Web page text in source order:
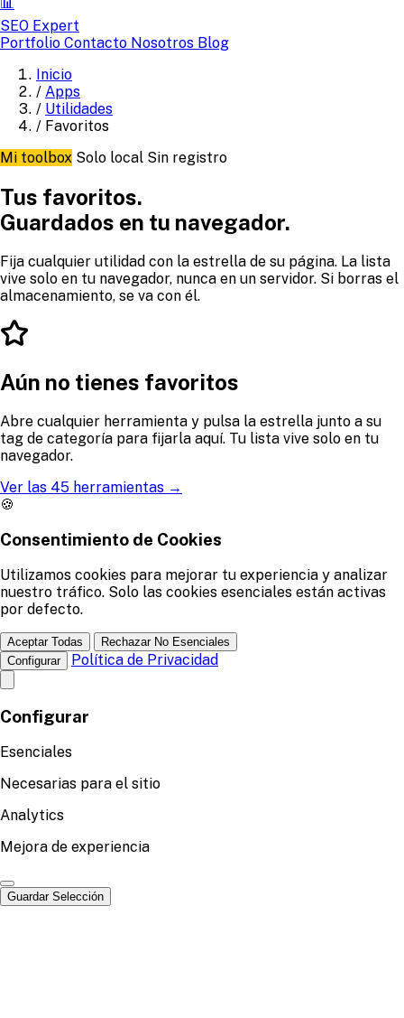
SEO Expert
Portfolio Contacto Nosotros Blog
Inicio
/ Apps
/ Utilidades
/ Favoritos
Mi toolbox Solo local Sin registro
Tus favoritos.
Guardados en tu navegador.
Fija cualquier utilidad con la estrella de su página. La lista
vive solo en tu navegador, nunca en un servidor. Si borras el
almacenamiento, se va con él.
Aún no tienes favoritos
Abre cualquier herramienta y pulsa la estrella junto a su
tag de categoría para fijarla aquí. Tu lista vive solo en tu
navegador.
Ver las 45 herramientas →
🍪
Consentimiento de Cookies
Utilizamos cookies para mejorar tu experiencia y analizar
nuestro tráfico. Solo las cookies esenciales están activas
por defecto.
Aceptar Todas
Rechazar No Esenciales
Configurar
Política de Privacidad
Configurar
Esenciales
Necesarias para el sitio
Analytics
Mejora de experiencia
Guardar Selección